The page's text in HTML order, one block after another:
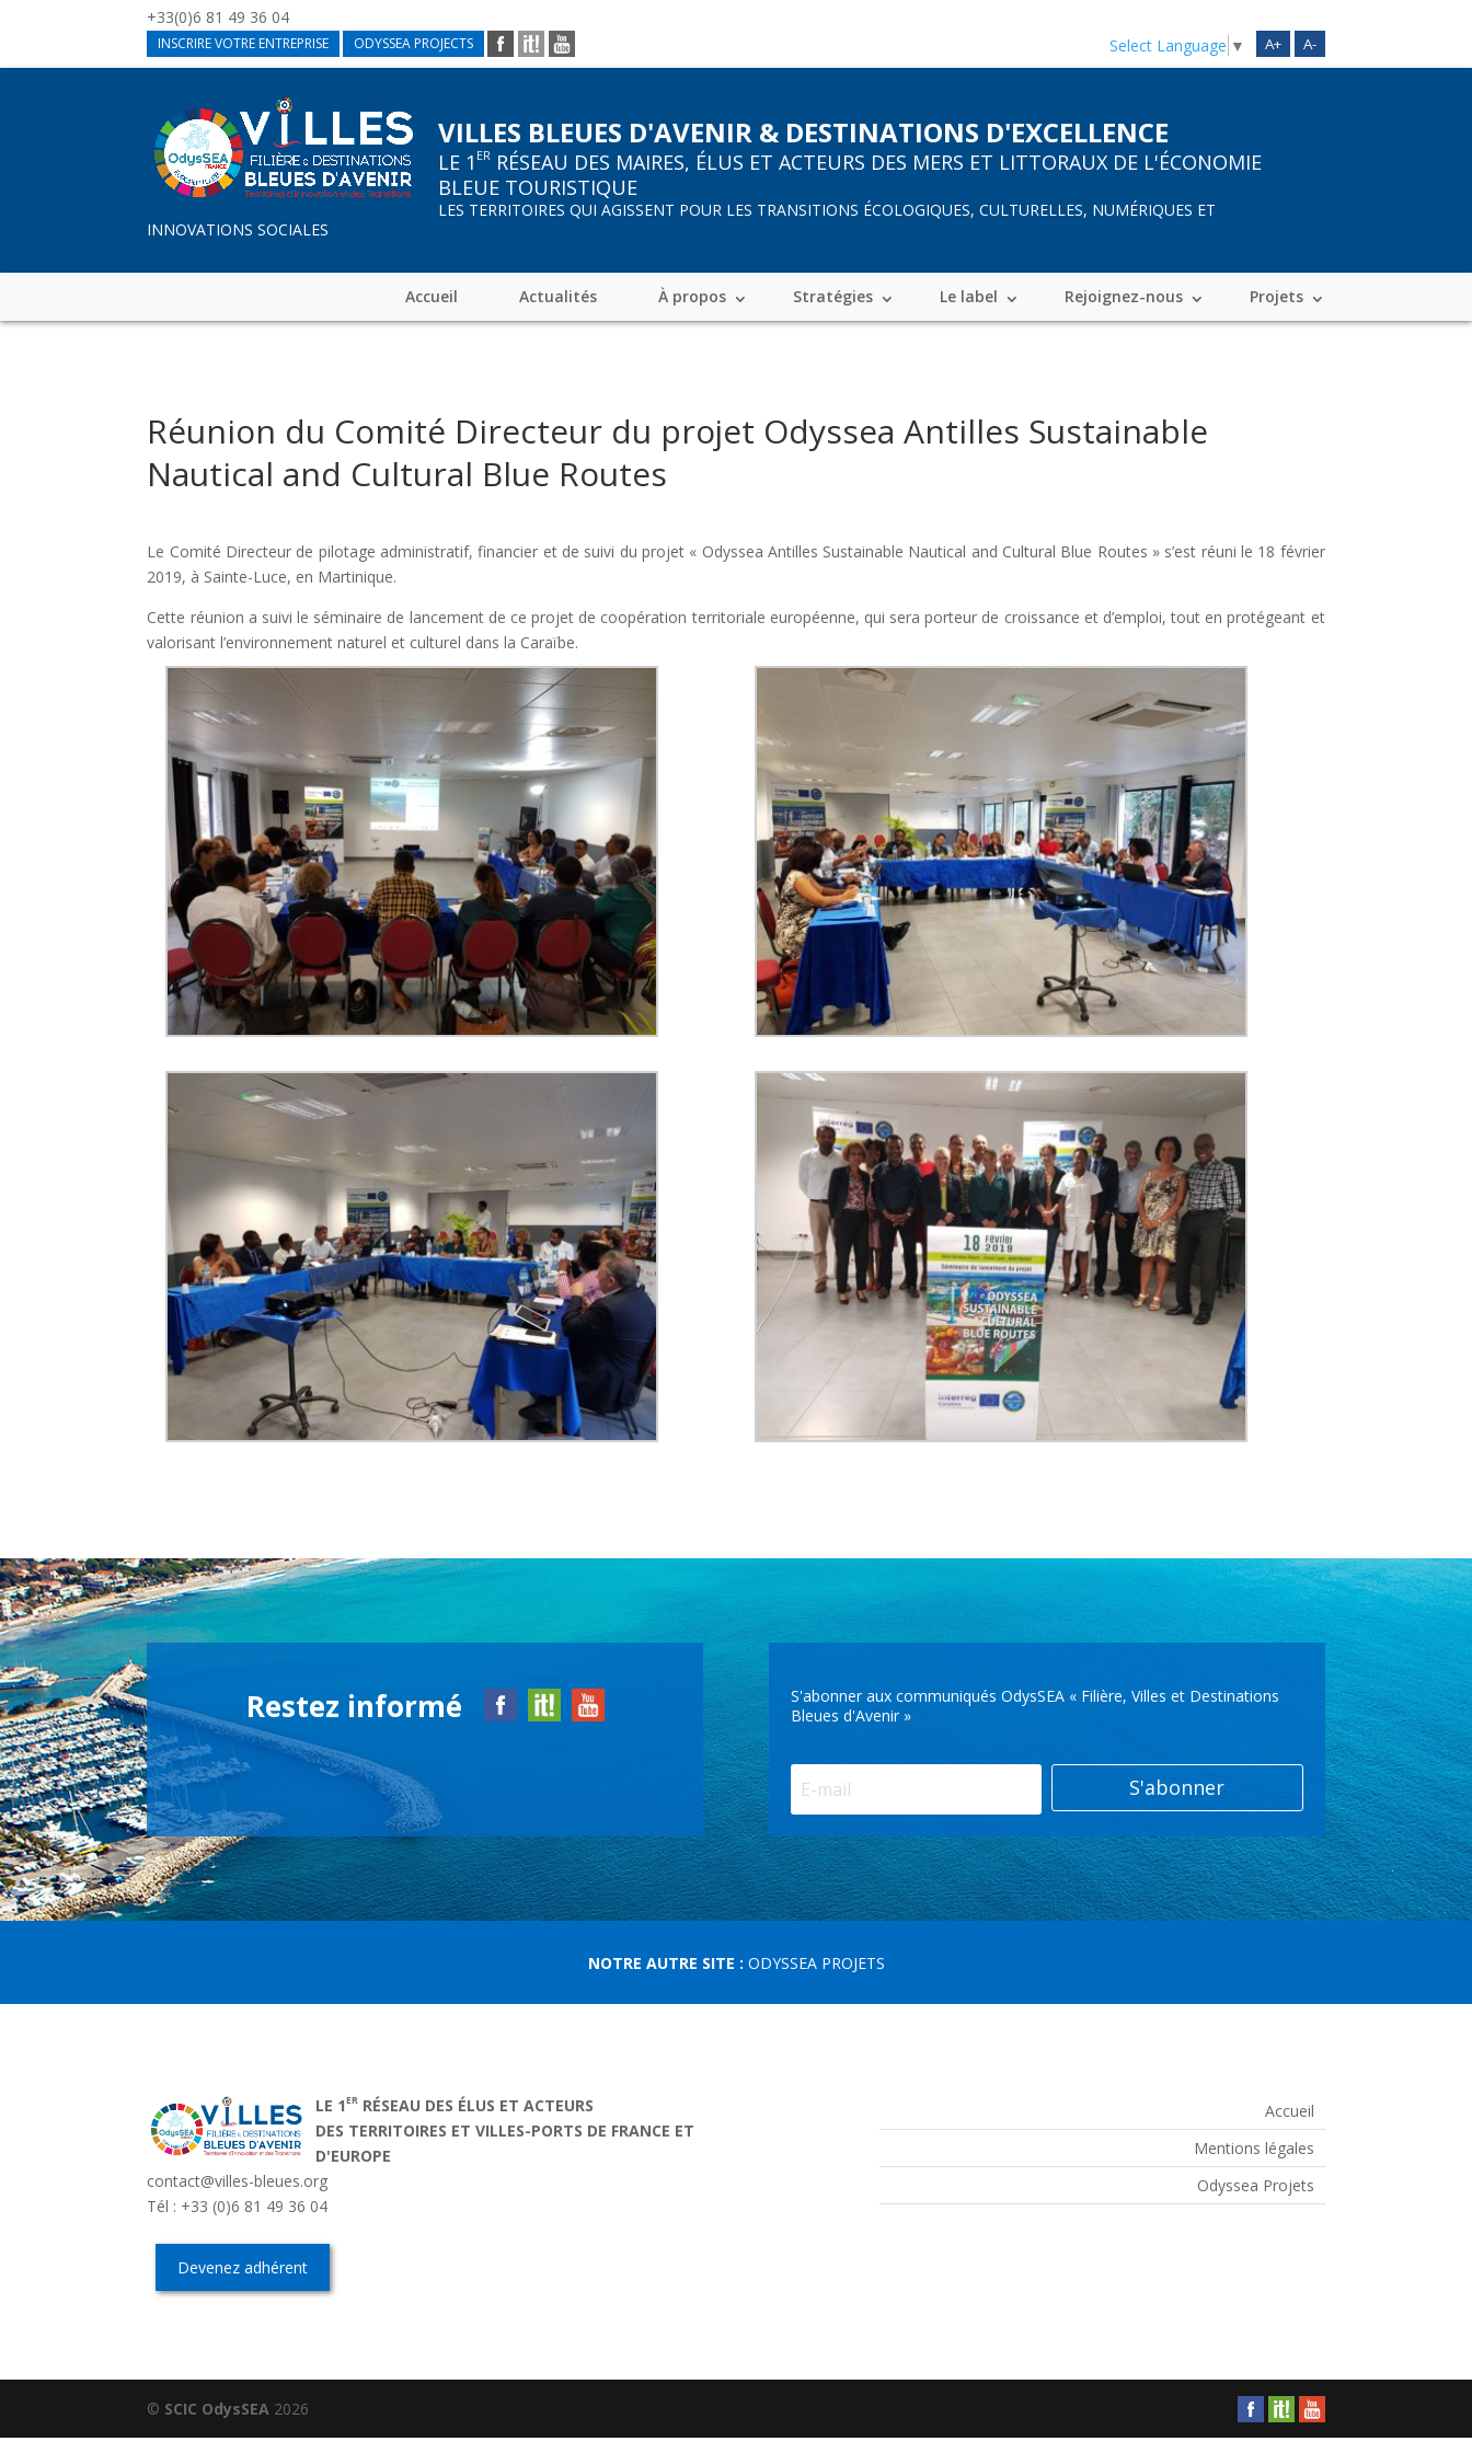
+33(0)6 81 49 36 04
INSCRIRE VOTRE ENTREPRISE ODYSSEA PROJECTS A+ A-
Select Language ▼
VILLES BLEUES D'AVENIR & DESTINATIONS D'EXCELLENCE
LE 1 ER RÉSEAU DES MAIRES, ÉLUS ET ACTEURS DES MERS ET LITTORAUX DE L'ÉCONOMIE
BLEUE TOURISTIQUE
LES TERRITOIRES QUI AGISSENT POUR LES TRANSITIONS ÉCOLOGIQUES, CULTURELLES, NUMÉRIQUES ET
INNOVATIONS SOCIALES
Accueil Actualités À propos Stratégies Le label Rejoignez-nous Projets
Réunion du Comité Directeur du projet Odyssea Antilles Sustainable
Nautical and Cultural Blue Routes
Le Comité Directeur de pilotage administratif, financier et de suivi du projet « Odyssea Antilles Sustainable Nautical and Cultural Blue Routes » s’est réuni le 18 février
2019, à Sainte-Luce, en Martinique.
Cette réunion a suivi le séminaire de lancement de ce projet de coopération territoriale européenne, qui sera porteur de croissance et d’emploi, tout en protégeant et
valorisant l’environnement naturel et culturel dans la Caraïbe.
Restez informé
S'abonner aux communiqués OdysSEA « Filière, Villes et Destinations
Bleues d'Avenir »
S'abonner
NOTRE AUTRE SITE : ODYSSEA PROJETS
LE 1ER RÉSEAU DES ÉLUS ET ACTEURS
DES TERRITOIRES ET VILLES-PORTS DE FRANCE ET
D'EUROPE
contact@villes-bleues.org
Tél : +33 (0)6 81 49 36 04
Devenez adhérent
Accueil
Mentions légales
Odyssea Projets
© SCIC OdysSEA 2026